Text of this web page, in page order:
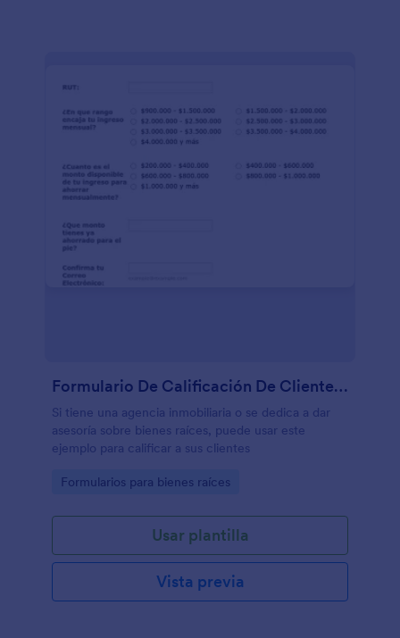
Formulario De Calificación De Clientes Inmobiliarios
Si tiene una agencia inmobiliaria o se dedica a dar
asesoría sobre bienes raíces, puede usar este
ejemplo para calificar a sus clientes
Go to Category:
Formularios para bienes raíces
Usar plantilla
Vista previa